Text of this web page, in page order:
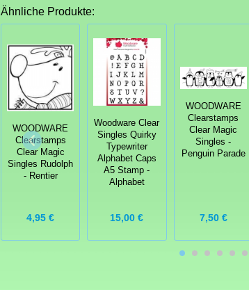
Ähnliche Produkte:
WOODWARE
Clearstamps
Clear Magic
Singles Rudolph
- Rentier
4,95 €
Woodware Clear
Singles Quirky
Typewriter
Alphabet Caps
A5 Stamp -
Alphabet
15,00 €
WOODWARE
Clearstamps
Clear Magic
Singles -
Penguin Parade
7,50 €